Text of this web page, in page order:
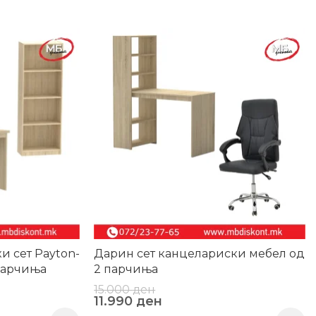
сет Payton-
-20%
Дарин сет канцелариски мебел од
2 парчиња
15.000ден
11.990 ден